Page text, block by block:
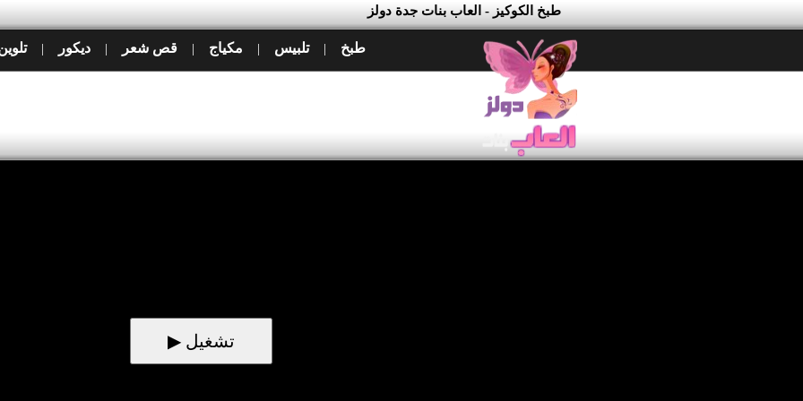
طبخ الكوكيز - العاب بنات جدة دولز
طبخ | تلبيس | مكياج | قص شعر | ديكور |
▶ تشغيل